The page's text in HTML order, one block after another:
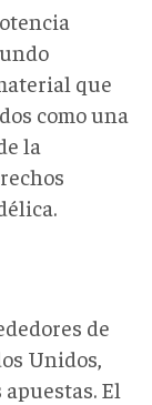
que
como una
la
de
Unidos,
El